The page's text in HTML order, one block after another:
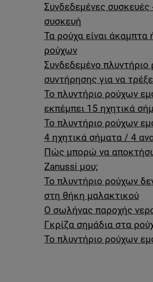
Συνδεδεμένες
συσκευή
Τα ρούχα είναι
ρούχων
Συνδεδεμένο
συντήρησης για να
Το πλυντήριο ρούχων
εκπέμπει 15 ηχητικά
Το πλυντήριο ρούχων
4 ηχητικά σήματα / 4
Πώς μπορώ να
Zanussi μου;
Το πλυντήριο ρούχων
στη θήκη μαλακτικού
Ο σωλήνας παροχής
Γκρίζα σημάδια στα
Το πλυντήριο ρούχων